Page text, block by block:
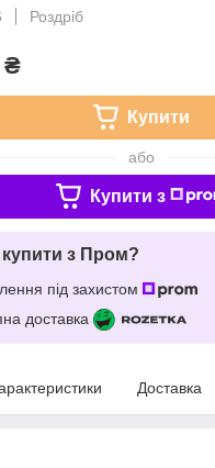
Роздріб
₴
Купити
або
Купити з
з Пром?
під захистом
доставка
Доставка